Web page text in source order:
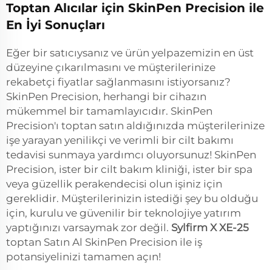
Toptan Alıcılar için SkinPen Precision ile
En İyi Sonuçları
Eğer bir satıcıysanız ve ürün yelpazemizin en üst
düzeyine çıkarılmasını ve müşterilerinize
rekabetçi fiyatlar sağlanmasını istiyorsanız?
SkinPen Precision, herhangi bir cihazın
mükemmel bir tamamlayıcıdır. SkinPen
Precision'ı toptan satın aldığınızda müşterilerinize
işe yarayan yenilikçi ve verimli bir cilt bakımı
tedavisi sunmaya yardımcı oluyorsunuz! SkinPen
Precision, ister bir cilt bakım kliniği, ister bir spa
veya güzellik perakendecisi olun işiniz için
gereklidir. Müşterilerinizin istediği şey bu olduğu
için, kurulu ve güvenilir bir teknolojiye yatırım
yaptığınızı varsaymak zor değil. Sylfirm X XE-25
toptan Satın Al SkinPen Precision ile iş
potansiyelinizi tamamen açın!